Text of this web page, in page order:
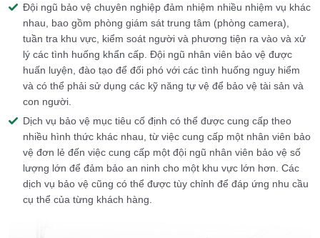
Đội ngũ bảo vệ chuyên nghiệp đảm nhiệm nhiều nhiệm vụ khác
nhau, bao gồm phòng giám sát trung tâm (phòng camera),
tuần tra khu vực, kiểm soát người và phương tiện ra vào và xử
lý các tình huống khẩn cấp. Đội ngũ nhân viên bảo vệ được
huấn luyện, đào tạo để đối phó với các tình huống nguy hiểm
và có thể phải sử dụng các kỹ năng tự vệ để bảo vệ tài sản và
con người.
Dịch vụ bảo vệ mục tiêu cố định có thể được cung cấp theo
nhiều hình thức khác nhau, từ việc cung cấp một nhân viên bảo
vệ đơn lẻ đến việc cung cấp một đội ngũ nhân viên bảo vệ số
lượng lớn để đảm bảo an ninh cho một khu vực lớn hơn. Các
dịch vụ bảo vệ cũng có thể được tùy chỉnh để đáp ứng nhu cầu
cụ thể của từng khách hàng.